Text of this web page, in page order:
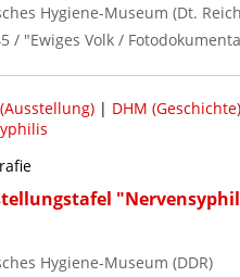
Hygiene-Museum (Dt.
/ "Ewiges Volk /
| DHM (Geschichte)
Hygiene-Museum (DDR)